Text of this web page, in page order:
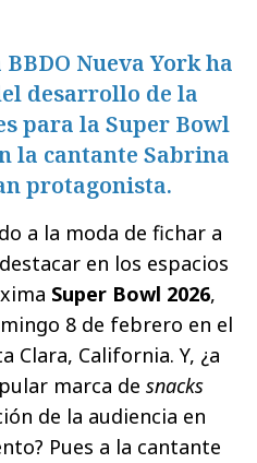
Nueva York ha
desarrollo de la
para la Super Bowl
la cantante Sabrina
protagonista.
a la moda de fichar a
en los espacios
Super Bowl 2026,
8 de febrero en el
Clara, California. Y, ¿a
marca de snacks
de la audiencia en
Pues a la cantante